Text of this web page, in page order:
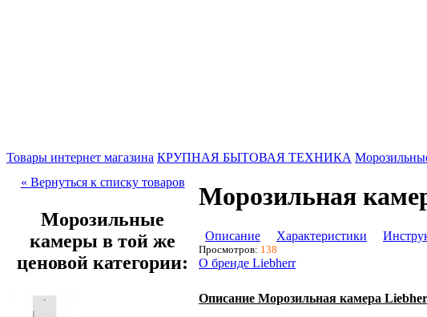
Товары интернет магазина КРУПНАЯ БЫТОВАЯ ТЕХНИКА
« Вернуться к списку товаров
Морозильные
камеры в той же
ценовой категории:
Морозильная
Описание Характеристики
Просмотров: 138
О бренде Liebherr
Описание Морозильная камера